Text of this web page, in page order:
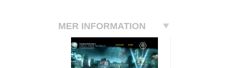
MER INFORMATION